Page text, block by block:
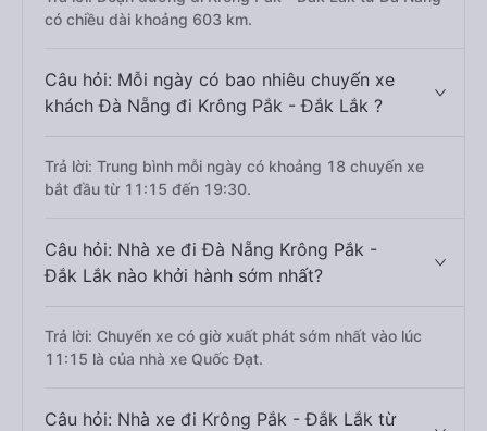
có chiều dài khoảng 603 km.
Câu hỏi: Mỗi ngày có bao nhiêu chuyến xe
khách Đà Nẵng đi Krông Pắk - Đắk Lắk ?
Trả lời: Trung bình mỗi ngày có khoảng 18 chuyến xe
bắt đầu từ 11:15 đến 19:30.
Câu hỏi: Nhà xe đi Đà Nẵng Krông Pắk -
Đắk Lắk nào khởi hành sớm nhất?
Trả lời: Chuyến xe có giờ xuất phát sớm nhất vào lúc
11:15 là của nhà xe Quốc Đạt.
Câu hỏi: Nhà xe đi Krông Pắk - Đắk Lắk từ